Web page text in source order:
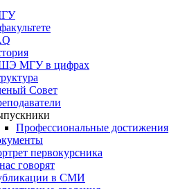
МГУ в цифрах
Совет
Профессиональные достижения
первокурсника
говорят
в СМИ